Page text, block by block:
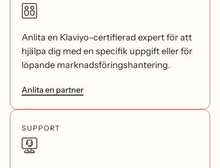
Anlita en Klaviyo-certifierad expert för att
hjälpa dig med en specifik uppgift eller för
löpande marknadsföringshantering.
Anlita en partner
SUPPORT